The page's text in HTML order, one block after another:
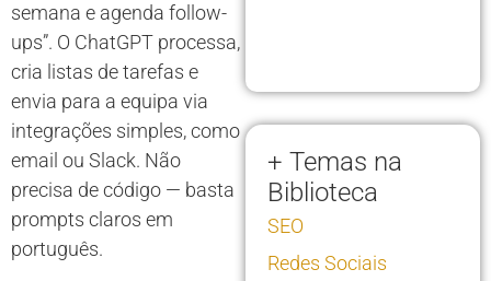
semana e agenda follow-
ups”. O ChatGPT processa,
cria listas de tarefas e
envia para a equipa via
integrações simples, como
email ou Slack. Não
precisa de código — basta
prompts claros em
português.
+ Temas na
Biblioteca
SEO
Redes Sociais